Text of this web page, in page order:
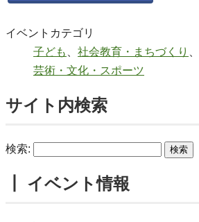
イベントカテゴリ
子ども 、 社会教育・まちづくり 、
芸術・文化・スポーツ
サイト内検索
検索:
┃ イベント情報